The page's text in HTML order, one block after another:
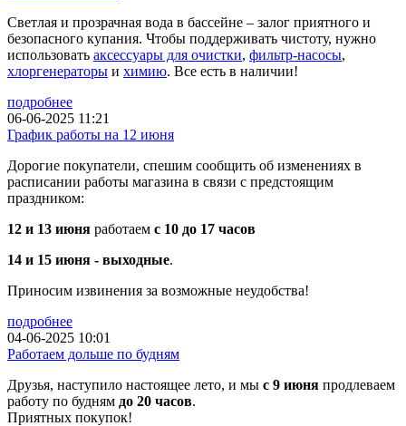
Светлая и прозрачная вода в бассейне – залог приятного и
безопасного купания. Чтобы поддерживать чистоту, нужно
использовать аксессуары для очистки, фильтр-насосы,
хлоргенераторы и химию. Все есть в наличии!
подробнее
06-06-2025 11:21
График работы на 12 июня
Дорогие покупатели, спешим сообщить об изменениях в
расписании работы магазина в связи с предстоящим
праздником:
12 и 13 июня работаем с 10 до 17 часов
14 и 15 июня - выходные.
Приносим извинения за возможные неудобства!
подробнее
04-06-2025 10:01
Работаем дольше по будням
Друзья, наступило настоящее лето, и мы с 9 июня продлеваем
работу по будням до 20 часов.
Приятных покупок!